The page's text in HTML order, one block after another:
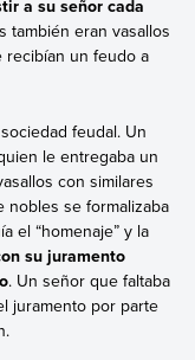
a su señor cada
también eran vasallos
recibían un feudo a
feudal. Un
le entregaba un
con similares
nobles se formalizaba
el “homenaje” y la
su juramento
. Un señor que faltaba
juramento por parte